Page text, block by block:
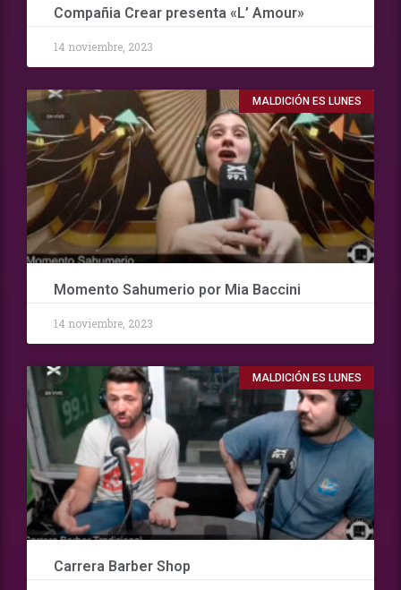
Compañia Crear presenta «L’ Amour»
14 noviembre, 2023
MALDICIÓN ES LUNES
Momento Sahumerio por Mia Baccini
14 noviembre, 2023
MALDICIÓN ES LUNES
Carrera Barber Shop